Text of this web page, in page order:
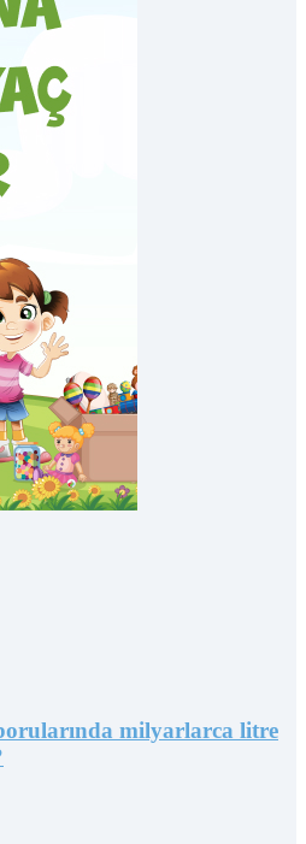
milyarlarca litre